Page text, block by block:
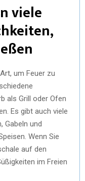
viele
um Feuer zu
als Grill oder Ofen
Es gibt auch viele
Gabeln und
Wenn Sie
auf den
im Freien